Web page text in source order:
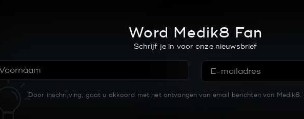
Word Medik8 Fan
Schrijf je in voor onze nieuwsbrief
Door inschrijving, gaat u akkoord met het ontvangen van email berichten van Medik8.